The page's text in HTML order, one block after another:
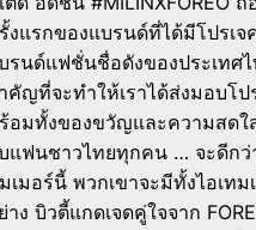
งแรกของแบรนด์ที่ได้มีโปรเจ
รนด์แฟชั่นชื่อดังของประเทศ
คัญที่จะทำให้เราได้ส่งมอบโ
อมทั้งของขวัญและความสดใ
แฟนชาวไทยทุกคน … จะดีกว่
เมอร์นี้ พวกเขาจะมีทั้งไอเทม
าง บิวตี้แกดเจดคู่ใจจาก